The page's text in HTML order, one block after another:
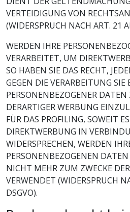
VERTEIDIGUNG VON
(WIDERSPRUCH NACH ART. 21
WERDEN IHRE
VERARBEITET, UM
SO HABEN SIE DAS RECHT,
GEGEN DIE VERARBEITUNG SIE
PERSONENBEZOGENER
DERARTIGER WERBUNG
FÜR DAS PROFILING, SOWEIT
DIREKTWERBUNG IN
WIDERSPRECHEN, WERDEN
PERSONENBEZOGENEN
NICHT MEHR ZUM ZWECKE
VERWENDET (WIDERSPRUCH
DSGVO).